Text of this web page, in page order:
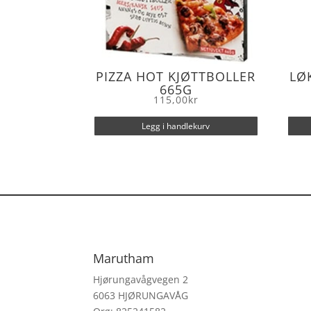
PIZZA HOT KJØTTBOLLER
665G
115,00kr
Legg i handlekurv
Marutham
Hjørungavågvegen 2
6063 HJØRUNGAVÅG